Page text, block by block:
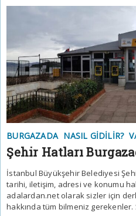
BURGAZADA NASIL GIDILIR?
Şehir Hatları
İstanbul Büyükşehir Belediyesi
tarihi, iletişim, adresi ve konumu
adalardan.net olarak sizler için
hakkında tüm bilmeniz